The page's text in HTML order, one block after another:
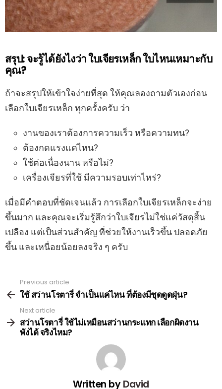
สรุป: จะรู้ได้ยังไงว่า ใบเจียรเหล็ก ใบไหนเหมาะกับ
คุณ?
ถ้าจะสรุปให้เข้าใจง่ายที่สุด ให้คุณลองถามตัวเองก่อน
เลือกใบเจียรเหล็ก ทุกครั้งครับ ว่า
งานของเราต้องการความเร็ว หรือความทน?
ต้องกดแรงแค่ไหน?
ใช้ต่อเนื่องนาน หรือไม่?
เครื่องเจียรที่ใช้ มีความรอบเท่าไหร่?
เมื่อมีคำตอบที่ชัดเจนแล้ว การเลือกใบเจียรเหล็กจะง่าย
ขึ้นมาก และคุณจะเริ่มรู้สึกว่าใบเจียรไม่ใช่แค่วัสดุสิ้น
เปลือง แต่เป็นส่วนสำคัญ ที่ช่วยให้งานเร็วขึ้น ปลอดภัย
ขึ้น และเหนื่อยน้อยลงจริง ๆ ครับ
more
Previous article
ใช้ สว่านโรตารี่ จำเป็นแค่ไหน ที่ต้องมีชุดดูดฝุ่น?
Next article
สว่านโรตารี่ ใช้ไม่เหมือนสว่านกระแทก เลือกผิดงาน
พังได้ จริงไหม?
Written byDavid